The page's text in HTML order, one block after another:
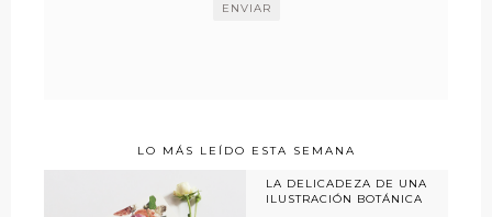
LO MÁS LEÍDO ESTA SEMANA
LA DELICADEZA DE UNA
ILUSTRACIÓN BOTÁNICA